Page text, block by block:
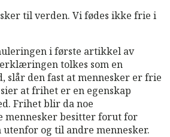
til verden. Vi fødes ikke frie i
i første artikkel av
tolkes som en
slår den fast at mennesker er frie
at frihet er en egenskap
Frihet blir da noe
mennesker besitter forut for
og til andre mennesker.